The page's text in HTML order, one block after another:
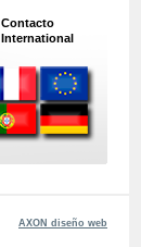
Contacto
International
AXON diseño web